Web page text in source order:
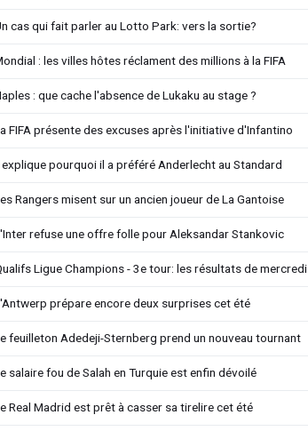
cas qui fait parler au Lotto Park: vers la sortie?
: les villes hôtes réclament des millions à la FIFA
: que cache l'absence de Lukaku au stage ?
FIFA présente des excuses après l'initiative d'Infantino
explique pourquoi il a préféré Anderlecht au Standard
Rangers misent sur un ancien joueur de La Gantoise
refuse une offre folle pour Aleksandar Stankovic
Ligue Champions - 3e tour: les résultats de mercredi
prépare encore deux surprises cet été
feuilleton Adedeji-Sternberg prend un nouveau tournant
salaire fou de Salah en Turquie est enfin dévoilé
Real Madrid est prêt à casser sa tirelire cet été